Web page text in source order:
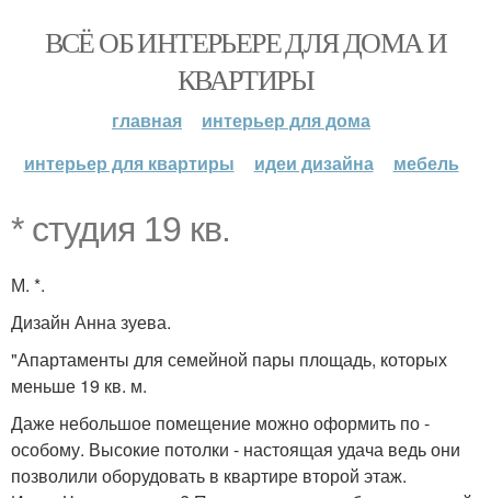
ВСЁ ОБ ИНТЕРЬЕРЕ ДЛЯ ДОМА И
КВАРТИРЫ
главная
интерьер для дома
интерьер для квартиры
идеи дизайна мебель
* студия 19 кв.
М. *.
Дизайн Анна зуева.
"Апартаменты для семейной пары площадь, которых
меньше 19 кв. м.
Даже небольшое помещение можно оформить по -
особому. Высокие потолки - настоящая удача ведь они
позволили оборудовать в квартире второй этаж.